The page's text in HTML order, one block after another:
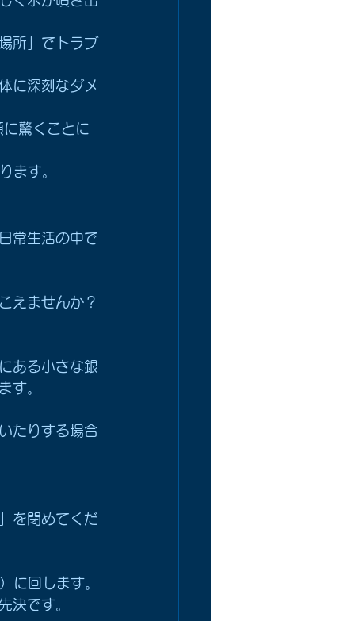
所」でトラブ
に深刻なダメ
驚くことに
ます。
常生活の中で
えませんか？
ある小さな銀
す。
たりする場合
を閉めてくだ
に回します。
決です。